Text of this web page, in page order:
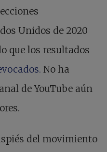
Unidos de 2020
que los resultados
No ha
de YouTube aún
del movimiento